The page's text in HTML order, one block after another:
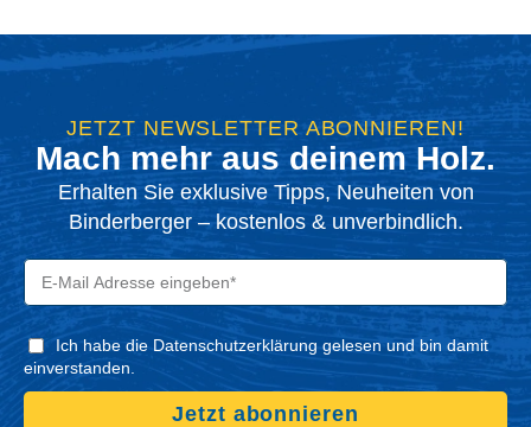
JETZT NEWSLETTER ABONNIEREN!
Mach mehr aus deinem Holz.
Erhalten Sie exklusive Tipps, Neuheiten von
Binderberger – kostenlos & unverbindlich.
Ich habe die Datenschutzerklärung gelesen und bin damit
einverstanden.
Jetzt abonnieren